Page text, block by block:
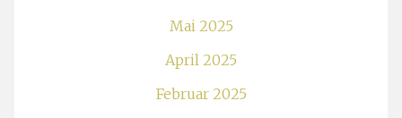
Mai 2025
April 2025
Februar 2025